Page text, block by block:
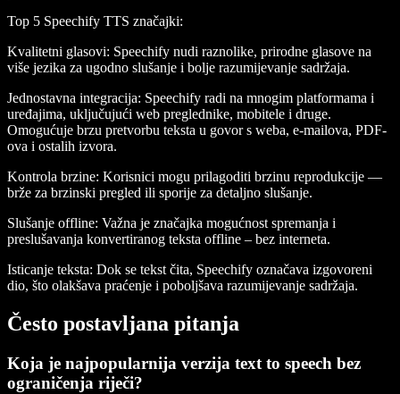
Top 5 Speechify TTS značajki:
Kvalitetni glasovi: Speechify nudi raznolike, prirodne glasove na
više jezika za ugodno slušanje i bolje razumijevanje sadržaja.
Jednostavna integracija: Speechify radi na mnogim platformama i
uređajima, uključujući web preglednike, mobitele i druge.
Omogućuje brzu pretvorbu teksta u govor s weba, e-mailova, PDF-
ova i ostalih izvora.
Kontrola brzine: Korisnici mogu prilagoditi brzinu reprodukcije —
brže za brzinski pregled ili sporije za detaljno slušanje.
Slušanje offline: Važna je značajka mogućnost spremanja i
preslušavanja konvertiranog teksta offline – bez interneta.
Isticanje teksta: Dok se tekst čita, Speechify označava izgovoreni
dio, što olakšava praćenje i poboljšava razumijevanje sadržaja.
Često postavljana pitanja
Koja je najpopularnija verzija text to speech bez
ograničenja riječi?